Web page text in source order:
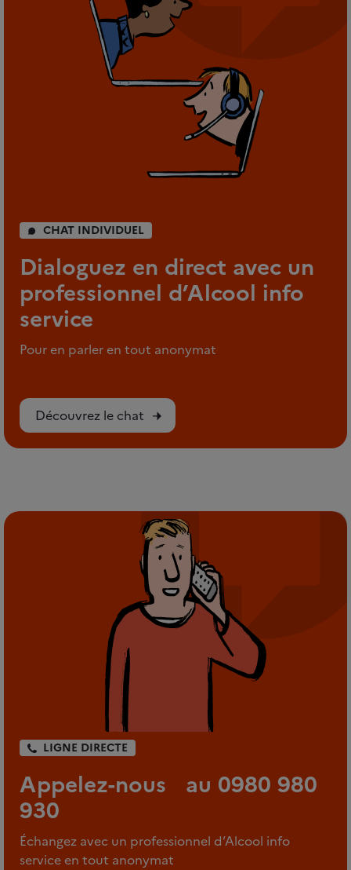
CHAT INDIVIDUEL
Dialoguez en direct avec un
professionnel d’Alcool info
service
Pour en parler en tout anonymat
Découvrez le chat
LIGNE DIRECTE
Appelez-nous au 0980 980
930
Échangez avec un professionnel d’Alcool info
service en tout anonymat